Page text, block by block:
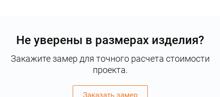
Не уверены в размерах изделия?
Закажите замер для точного расчета стоимости
проекта.
Заказать замер